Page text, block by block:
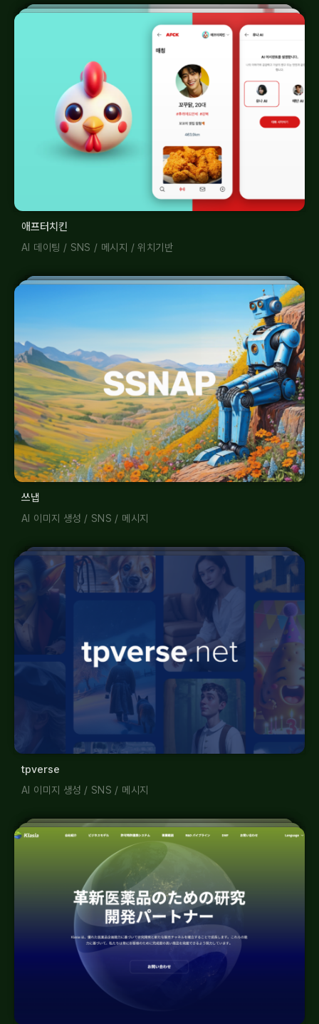
애프터치킨
AI 데이팅 / SNS / 메시지 /위치기반
쓰냅
AI 이미지 생성 / SNS / 메시지
tpverse
AI 이미지 생성 / SNS / 메시지